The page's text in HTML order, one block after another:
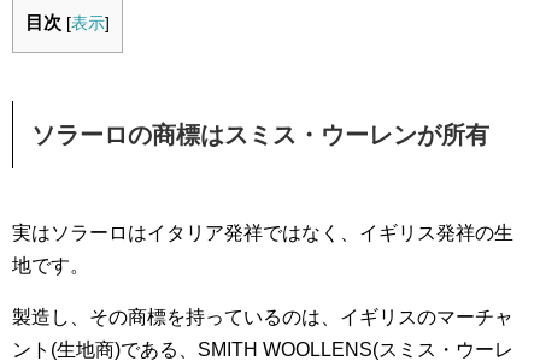
目次 [表示]
ソラーロの商標はスミス・ウーレンが所有
実はソラーロはイタリア発祥ではなく、イギリス発祥の生
地です。
製造し、その商標を持っているのは、イギリスのマーチャ
ント(生地商)である、SMITH WOOLLENS(スミス・ウーレ